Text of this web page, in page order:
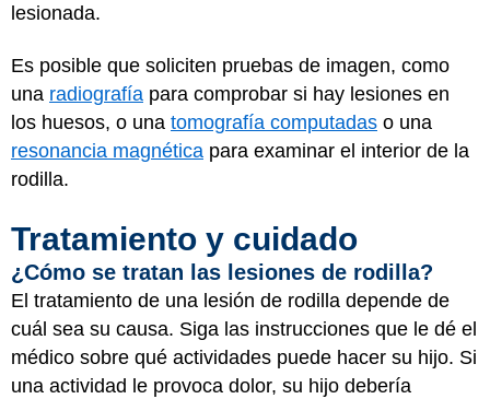
lesionada.
Es posible que soliciten pruebas de imagen, como
una radiografía para comprobar si hay lesiones en
los huesos, o una tomografía computadas o una
resonancia magnética para examinar el interior de la
rodilla.
Tratamiento y cuidado
¿Cómo se tratan las lesiones de rodilla?
El tratamiento de una lesión de rodilla depende de
cuál sea su causa. Siga las instrucciones que le dé el
médico sobre qué actividades puede hacer su hijo. Si
una actividad le provoca dolor, su hijo debería